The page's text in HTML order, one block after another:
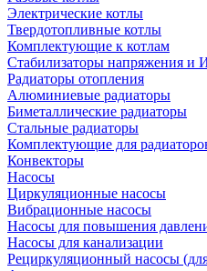
Электрические котлы
Твердотопливные котлы
Комплектующие к котлам
Стабилизаторы напряжения и
Радиаторы отопления
Алюминиевые радиаторы
Биметаллические радиаторы
Стальные радиаторы
Комплектующие для
Конвекторы
Насосы
Циркуляционные насосы
Вибрационные насосы
Насосы для повышения
Насосы для канализации
Рециркуляционный насосы